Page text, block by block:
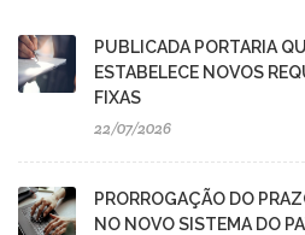
PUBLICADA PORTARIA
ESTABELECE NOVOS
FIXAS
22/07/2026
PRORROGAÇÃO DO
NO NOVO SISTEMA DO